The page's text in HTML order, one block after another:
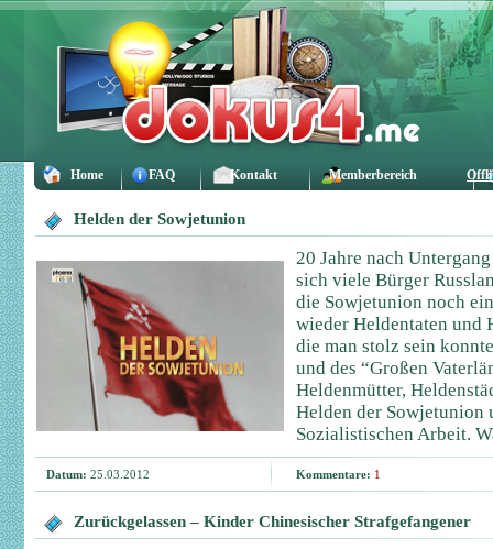
Home FAQ Kontakt Memberbereich
Helden der Sowjetunion
20 Jahre nach
sich viele Bürger
die Sowjetunion noch
wieder Heldentaten und
die man stolz sein
und des “Großen
Heldenmütter,
Helden der Sowjetunion
Sozialistischen Arbeit.
Datum: 25.03.2012 Kommentare: 1
Zurückgelassen – Kinder Chinesischer Strafgefangener